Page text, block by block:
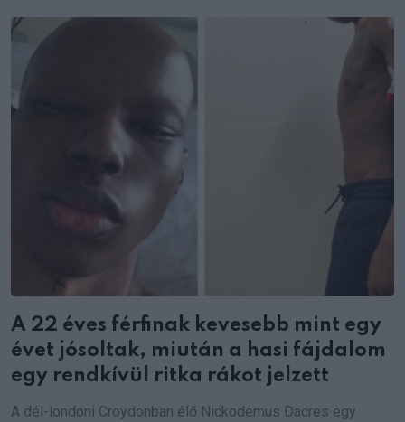
A 22 éves férfinak kevesebb mint egy
évet jósoltak, miután a hasi fájdalom
egy rendkívül ritka rákot jelzett
A dél-londoni Croydonban élő Nickodemus Dacres egy